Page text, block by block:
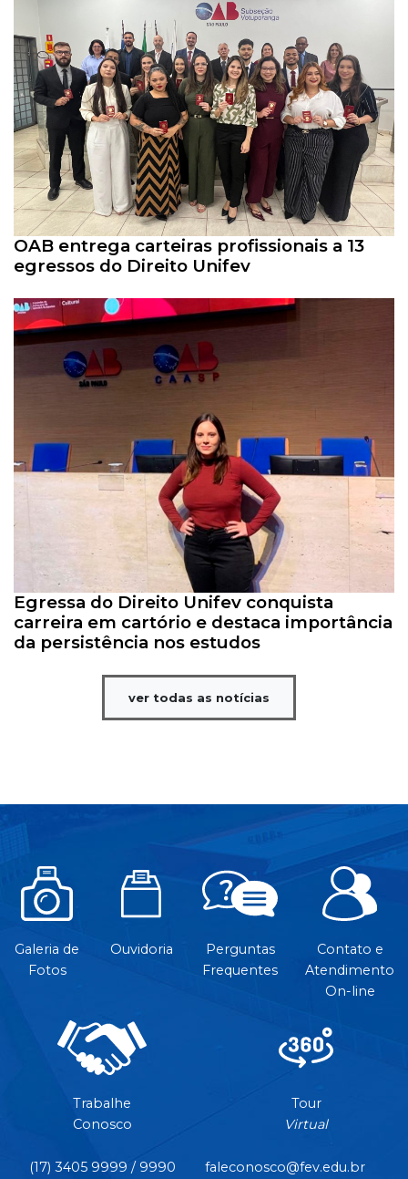
OAB entrega carteiras profissionais a 13
egressos do Direito Unifev
Egressa do Direito Unifev conquista
carreira em cartório e destaca importância
da persistência nos estudos
ver todas as notícias
Galeria de
Fotos
Ouvidoria
Perguntas
Frequentes
Contato e
Atendimento
On-line
Trabalhe
Conosco
Tour
Virtual
(17) 3405 9999 / 9990 faleconosco@fev.edu.br